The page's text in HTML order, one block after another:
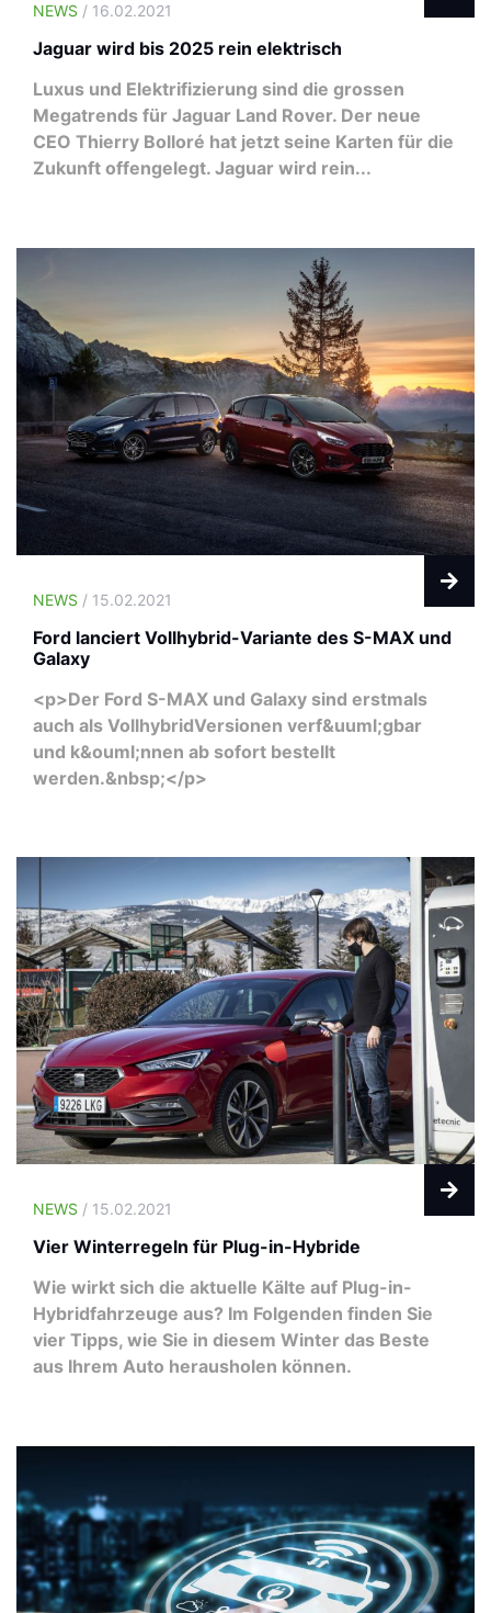
NEWS / 16.02.2021
Jaguar wird bis 2025 rein elektrisch
Luxus und Elektrifizierung sind die grossen
Megatrends für Jaguar Land Rover. Der neue
CEO Thierry Bolloré hat jetzt seine Karten für die
Zukunft offengelegt. Jaguar wird rein...
NEWS / 15.02.2021
Ford lanciert Vollhybrid-Variante des S-MAX und
Galaxy
<p>Der Ford S-MAX und Galaxy sind erstmals
auch als VollhybridVersionen verf&uuml;gbar
und k&ouml;nnen ab sofort bestellt
werden.&nbsp;</p>
NEWS / 15.02.2021
Vier Winterregeln für Plug-in-Hybride
Wie wirkt sich die aktuelle Kälte auf Plug-in-
Hybridfahrzeuge aus? Im Folgenden finden Sie
vier Tipps, wie Sie in diesem Winter das Beste
aus Ihrem Auto herausholen können.